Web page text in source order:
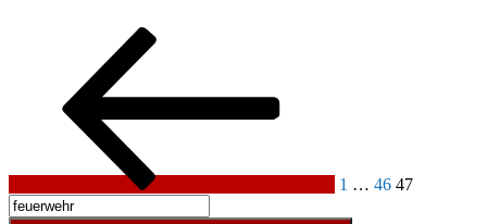
Drabenderhöhe“
Seitennummerierung
Beiträge
1 … 46 47
Suchen